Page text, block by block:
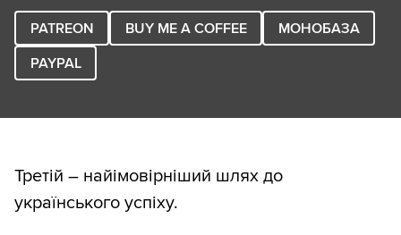
PATREON BUY ME A COFFEE
МОНОБАЗА
PAYPAL
Третій – найімовірніший шлях до
українського успіху.